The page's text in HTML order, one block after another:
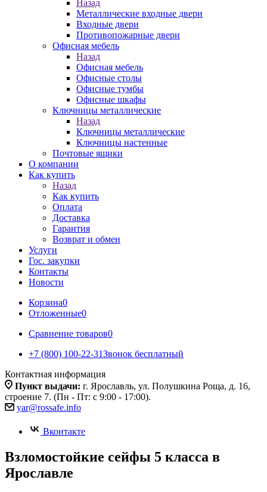
Назад
Металлические входные двери
Входные двери
Противопожарные двери
Офисная мебель
Назад
Офисная мебель
Офисные столы
Офисные тумбы
Офисные шкафы
Ключницы металлические
Назад
Ключницы металлические
Ключницы настенные
Почтовые ящики
О компании
Как купить
Назад
Как купить
Оплата
Доставка
Гарантия
Возврат и обмен
Услуги
Гос. закупки
Контакты
Новости
Корзина0
Отложенные0
Сравнение товаров0
+7 (800) 100-22-31Звонок бесплатный
Контактная информация
Пункт выдачи: г. Ярославль, ул. Полушкина Роща, д. 16,
строение 7. (Пн - Пт: с 9:00 - 17:00).
yar@rossafe.info
Вконтакте
Взломостойкие сейфы 5 класса в
Ярославле